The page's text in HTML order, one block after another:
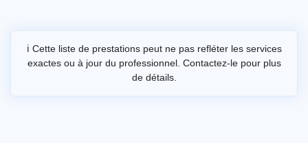
ℹ️ Cette liste de prestations peut ne pas refléter les services
exactes ou à jour du professionnel. Contactez-le pour plus
de détails.